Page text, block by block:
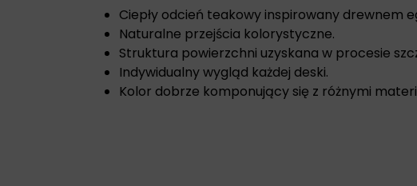
Ciepły odcień teakowy inspirowany drewnem
Naturalne przejścia kolorystyczne.
Struktura powierzchni uzyskana w procesie
Indywidualny wygląd każdej deski.
Kolor dobrze komponujący się z różnymi